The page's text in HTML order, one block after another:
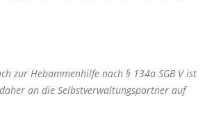
zur Hebammenhilfe nach § 134a SGB V ist
an die Selbstverwaltungspartner auf